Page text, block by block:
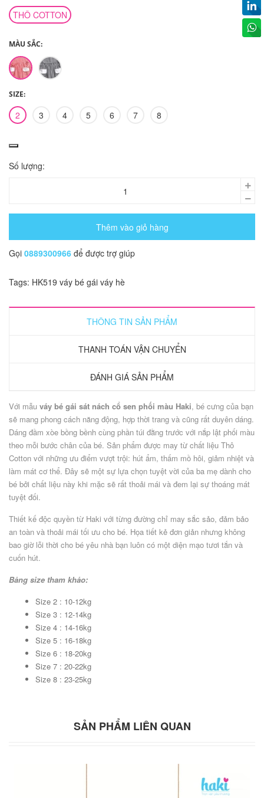
THÔ COTTON
MÀU SẮC:
SIZE:
2 3 4 5 6 7 8
Số lượng:
Thêm vào giỏ hàng
Gọi 0889300966 để được trợ giúp
Tags: HK519 váy bé gái váy hè
THÔNG TIN SẢN PHẨM
THANH TOÁN VẬN CHUYỂN
ĐÁNH GIÁ SẢN PHẨM
Với mẫu váy bé gái sát nách cổ sen phối màu Haki, bé cưng của bạn
sẽ mang phong cách năng động, hợp thời trang và cũng rất duyên dáng.
Dáng đầm xòe bồng bềnh cùng phần túi đằng trước với nắp lật phối màu
theo mỗi bước chân của bé. Sản phẩm được may từ chất liệu Thô
Cotton với những ưu điểm vượt trội: hút ẩm, thấm mồ hôi, giảm nhiệt và
làm mát cơ thể. Đây sẽ một sự lựa chọn tuyệt vời của ba mẹ dành cho
bé bởi chất liệu này khi mặc sẽ rất thoải mái và đem lại sự thoáng mát
tuyệt đối.
Thiết kế độc quyền từ Haki với từng đường chỉ may sắc sảo, đảm bảo
an toàn và thoải mái tối ưu cho bé. Họa tiết kẻ đơn giản nhưng không
bao giờ lỗi thời cho bé yêu nhà bạn luôn có một diện mạo tươi tắn và
cuốn hút.
Bảng size tham khảo:
Size 2 : 10-12kg
Size 3 : 12-14kg
Size 4 : 14-16kg
Size 5 : 16-18kg
Size 6 : 18-20kg
Size 7 : 20-22kg
Size 8 : 23-25kg
SẢN PHẨM LIÊN QUAN